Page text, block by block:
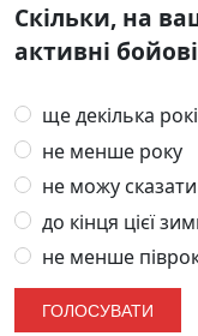
Скільки, на
активні бойові
ще декілька
не менше року
не можу сказати
до кінця цієї
не менше